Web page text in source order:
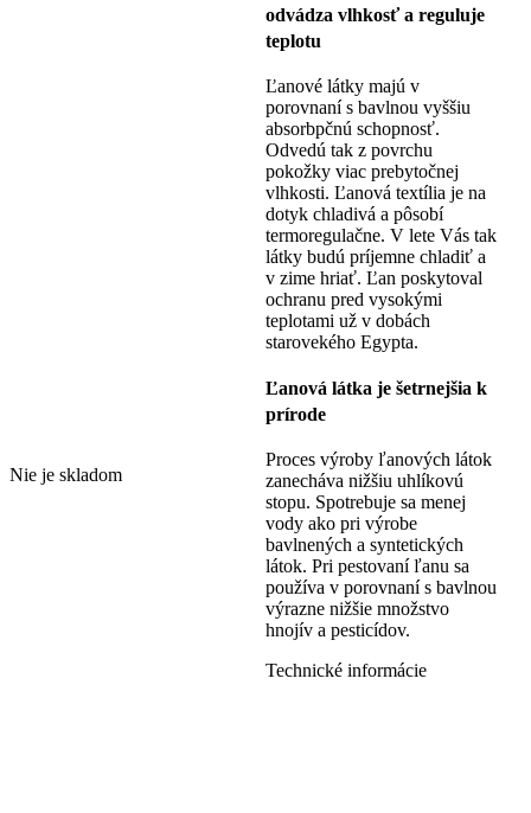
Nie je skladom
odvádza vlhkosť a reguluje
teplotu
Ľanové látky majú v
porovnaní s bavlnou vyššiu
absorbpčnú schopnosť.
Odvedú tak z povrchu
pokožky viac prebytočnej
vlhkosti. Ľanová textília je na
dotyk chladivá a pôsobí
termoregulačne. V lete Vás tak
látky budú príjemne chladiť a
v zime hriať. Ľan poskytoval
ochranu pred vysokými
teplotami už v dobách
starovekého Egypta.
Ľanová látka je šetrnejšia k
prírode
Proces výroby ľanových látok
zanecháva nižšiu uhlíkovú
stopu. Spotrebuje sa menej
vody ako pri výrobe
bavlnených a syntetických
látok. Pri pestovaní ľanu sa
používa v porovnaní s bavlnou
výrazne nižšie množstvo
hnojív a pesticídov.
Technické informácie